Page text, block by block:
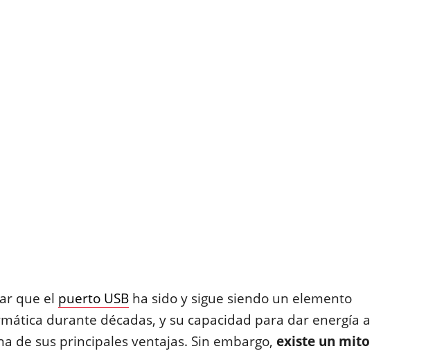
que el puerto USBha sido y sigue siendo un elemento
durante décadas, y su capacidad para dar energía a
de sus principales ventajas. Sin embargo, existe un mito